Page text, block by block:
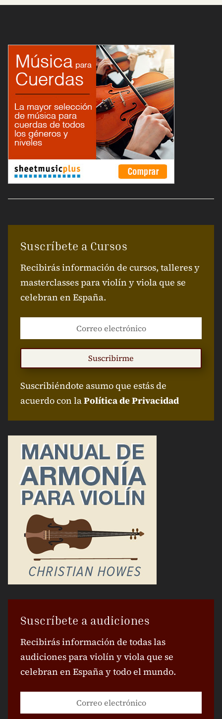
Suscríbete a Cursos
Recibirás información de cursos, talleres y
masterclasses para violín y viola que se
celebran en España.
Suscribirme
Suscribiéndote asumo que estás de
acuerdo con laPolítica de Privacidad
Suscríbete a audiciones
Recibirás información de todas las
audiciones para violín y viola que se
celebran en España y todo el mundo.